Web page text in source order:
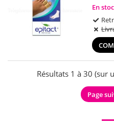
En
Résultats 1 à 30 (sur
Page